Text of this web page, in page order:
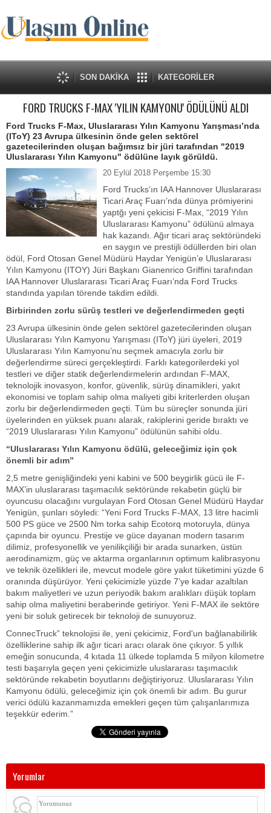
SON DAKİKA KATEGORİLER
FORD TRUCKS F-MAX 'YILIN KAMYONU' ÖDÜLÜNÜ ALDI
Ford Trucks F-Max, Uluslararası Yılın Kamyonu Yarışması’nda
(IToY) 23 Avrupa ülkesinin önde gelen sektörel
gazetecilerinden oluşan bağımsız bir jüri tarafından "2019
Uluslararası Yılın Kamyonu" ödülüne layık görüldü.
20 Eylül 2018 Perşembe 15:30
Ford Trucks’ın IAA Hannover Uluslararası
Ticari Araç Fuarı’nda dünya prömiyerini
yaptğı yeni çekicisi F-Max, “2019 Yılın
Uluslararası Kamyonu” ödülünü almaya
hak kazandı. Ağır ticari araç sektöründeki
en saygın ve prestijli ödüllerden biri olan
ödül, Ford Otosan Genel Müdürü Haydar Yenigün’e Uluslararası
Yılın Kamyonu (ITOY) Jüri Başkanı Gianenrico Griffini tarafından
IAA Hannover Uluslararası Ticari Araç Fuarı’nda Ford Trucks
standında yapılan törende takdim edildi.
Birbirinden zorlu sürüş testleri ve değerlendirmeden geçti
23 Avrupa ülkesinin önde gelen sektörel gazetecilerinden oluşan
Uluslararası Yılın Kamyonu Yarışması (IToY) jüri üyeleri, 2019
Uluslararası Yılın Kamyonu’nu seçmek amacıyla zorlu bir
değerlendirme süreci gerçekleştirdi. Farklı kategorilerdeki yol
testleri ve diğer statik değerlendirmelerin ardından F-MAX,
teknolojik inovasyon, konfor, güvenlik, sürüş dinamikleri, yakıt
ekonomisi ve toplam sahip olma maliyeti gibi kriterlerden oluşan
zorlu bir değerlendirmeden geçti. Tüm bu süreçler sonunda jüri
üyelerinden en yüksek puanı alarak, rakiplerini geride bıraktı ve
“2019 Uluslararası Yılın Kamyonu” ödülünün sahibi oldu.
“Uluslararası Yılın Kamyonu ödülü, geleceğimiz için çok
önemli bir adım”
2,5 metre genişliğindeki yeni kabini ve 500 beygirlik gücü ile F-
MAX’in uluslararası taşımacılık sektöründe rekabetin güçlü bir
oyuncusu olacağını vurgulayan Ford Otosan Genel Müdürü Haydar
Yenigün, şunları söyledi: “Yeni Ford Trucks F-MAX, 13 litre hacimli
500 PS güce ve 2500 Nm torka sahip Ecotorq motoruyla, dünya
çapında bir oyuncu. Prestije ve güce dayanan modern tasarım
dilimiz, profesyonellik ve yenilikçiliği bir arada sunarken, üstün
aerodinamizm, güç ve aktarma organlarının optimum kalibrasyonu
ve teknik özellikleri ile, mevcut modele göre yakıt tüketimini yüzde 6
oranında düşürüyor. Yeni çekicimizle yüzde 7’ye kadar azaltılan
bakım maliyetleri ve uzun periyodik bakım aralıkları düşük toplam
sahip olma maliyetini beraberinde getiriyor. Yeni F-MAX ile sektöre
yeni bir soluk getirecek bir teknoloji de sunuyoruz.
ConnecTruck” teknolojisi ile, yeni çekicimiz, Ford'un bağlanabilirlik
özelliklerine sahip ilk ağır ticari aracı olarak öne çıkıyor. 5 yıllık
emeğin sonucunda, 4 kıtada 11 ülkede toplamda 5 milyon kilometre
testi başarıyla geçen yeni çekicimizle uluslararası taşımacılık
sektöründe rekabetin boyutlarını değiştiriyoruz. Uluslararası Yılın
Kamyonu ödülü, geleceğimiz için çok önemli bir adım. Bu gurur
verici ödülü kazanmamızda emekleri geçen tüm çalışanlarımıza
teşekkür ederim.”
Yorumlar